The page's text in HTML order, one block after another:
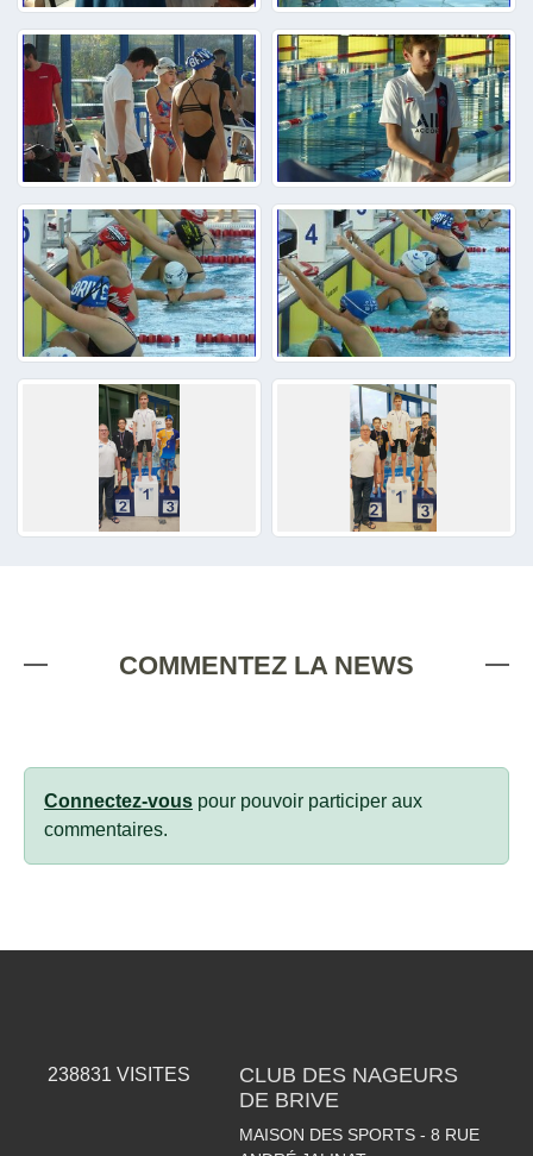
COMMENTEZ LA NEWS
Connectez-vous pour pouvoir participer aux
commentaires.
238831 VISITES
CLUB DES NAGEURS
DE BRIVE
MAISON DES SPORTS - 8 RUE